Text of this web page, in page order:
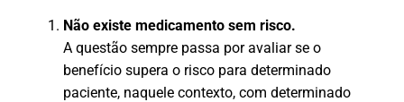
Não existe medicamento sem risco.
A questão sempre passa por avaliar se o
benefício supera o risco para determinado
paciente, naquele contexto, com determinado